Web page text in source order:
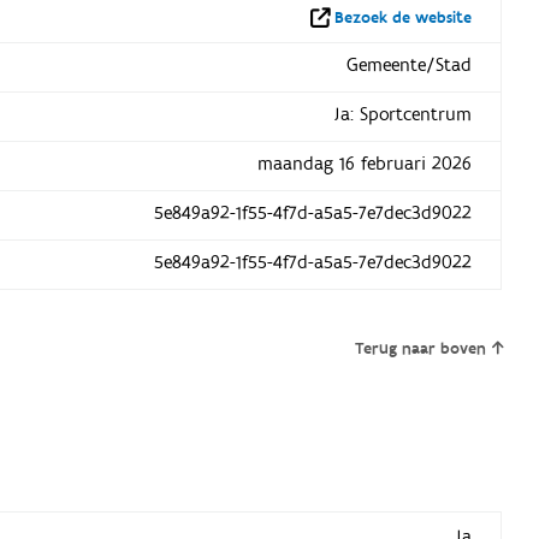
Bezoek de website
Gemeente/Stad
Ja: Sportcentrum
maandag 16 februari 2026
5e849a92-1f55-4f7d-a5a5-7e7dec3d9022
5e849a92-1f55-4f7d-a5a5-7e7dec3d9022
Terug naar boven